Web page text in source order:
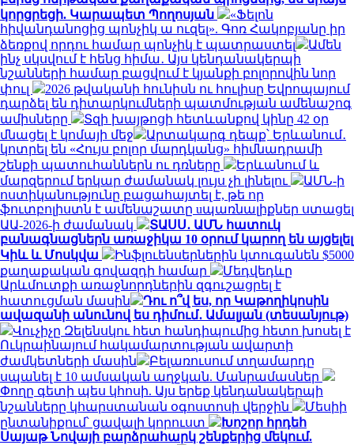
կորցրեցի. Կարապետ Պողոսյան
«Ֆելոն
հիվանդանոցից պոնչիկ ա ուզել». Գոռ Հակոբյանը իր
ձեռքով որդու համար պոնչիկ է պատրաստել
Ամեն
ինչ սկսվում է հենց հիմա․ Այս կենդանակերպի
նշանների համար բացվում է կյանքի բոլորովին նոր
փուլ
2026 թվականի հունիսն ու հուլիսը Եվրոպայում
դարձել են դիտարկումների պատմության ամենաշոգ
ամիսները
Տզի խայթոցի հետևանքով կինը 42 օր
մնացել է կոմայի մեջ
Արտակարգ դեպք՝ Երևանում․
կոտրել են «Հույս բոլոր մարդկանց» հիմնադրամի
շենքի պատուհաններն ու դռները
Երևանում և
մարզերում երկար ժամանակ լույս չի լինելու
ԱՄՆ-ի
ոստիկանությունը բացահայտել է, թե որ
ֆուտբոլիստն է ամենաշատը uպառնալիքներ ստացել
ԱԱ-2026-ի ժամանակ
ՏԱՍՍ․ ԱՄՆ հատուկ
բանագնացներն առաջիկա 10 օրում կարող են այցելել
Կիև և Մոսկվա
Ինֆլուենսերներին կտուգանեն $5000
քաղաքական գովազդի համար
Մեդվեդևը
Արևմուտքի առաջնորդներին զգուշացրել է
հատուցման մասին
Դու ո՞վ ես, որ Կաթողիկոսին
ավազանի անունով ես դիմում․ Ամալյան (տեսանյութ)
Վուչիչը Զելենսկու հետ հանդիպումից հետո խոսել է
Ուկրաինայում հակամարտության ավարտի
ժամկետների մասին
Բելառուսում տղամարդը
սպանել է 10 ամսական աղջկան. Մանրամասներ
Փողը գետի պես կհոսի. Այս երեք կենդանակերպի
նշանները կհարստանան օգոստոսի վերջին
Մեսիի
ընտանիքում՝ ցավալի կորուստ
Խոշոր հրդեհ
Սայաթ Նովայի բարձրահարկ շենքերից մեկում.